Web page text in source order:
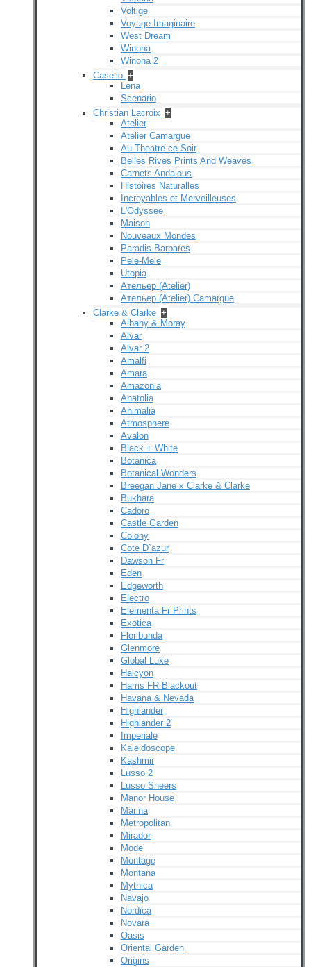
Voltige
Voyage Imaginaire
West Dream
Winona
Winona 2
Caselio +
Lena
Scenario
Christian Lacroix +
Atelier
Atelier Camargue
Au Theatre ce Soir
Belles Rives Prints And Weaves
Carnets Andalous
Histoires Naturalles
Incroyables et Merveilleuses
L'Odyssee
Maison
Nouveaux Mondes
Paradis Barbares
Pele-Mele
Utopia
Ательер (Atelier)
Ательер (Atelier) Camargue
Clarke & Clarke +
Albany & Moray
Alvar
Alvar 2
Amalfi
Amara
Amazonia
Anatolia
Animalia
Atmosphere
Avalon
Black + White
Botanica
Botanical Wonders
Breegan Jane x Clarke & Clarke
Bukhara
Cadoro
Castle Garden
Colony
Cote D`azur
Dawson Fr
Eden
Edgeworth
Electro
Elementa Fr Prints
Exotica
Floribunda
Glenmore
Global Luxe
Halcyon
Harris FR Blackout
Havana & Nevada
Highlander
Highlander 2
Imperiale
Kaleidoscope
Kashmir
Lusso 2
Lusso Sheers
Manor House
Marina
Metropolitan
Mirador
Mode
Montage
Montana
Mythica
Navajo
Nordica
Novara
Oasis
Oriental Garden
Origins